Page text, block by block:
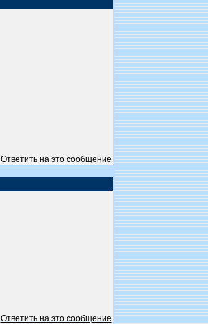
Ответить на это сообщение
Ответить на это сообщение